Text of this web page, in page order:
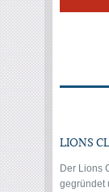
LIONS
Der Lions
gegründet